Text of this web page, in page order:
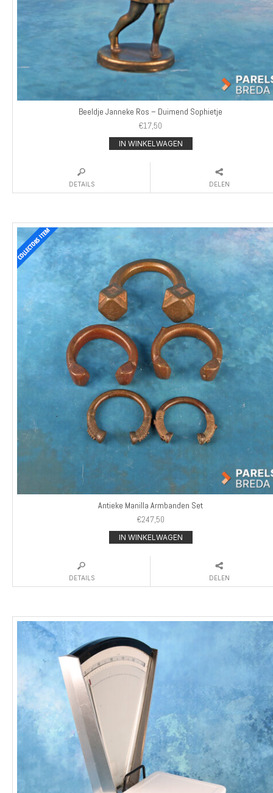
Beeldje Janneke Ros – Duimend Sophietje
€17,50
IN WINKELWAGEN
DETAILS DELEN
Antieke Manilla Armbanden Set
€247,50
IN WINKELWAGEN
DETAILS DELEN